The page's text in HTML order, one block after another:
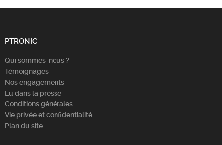
PTRONIC
Qui sommes-nous ?
Témoignages
Nos engagements
Lu dans la presse
Conditions générales
Vie privée et confidentialité
Plan du site